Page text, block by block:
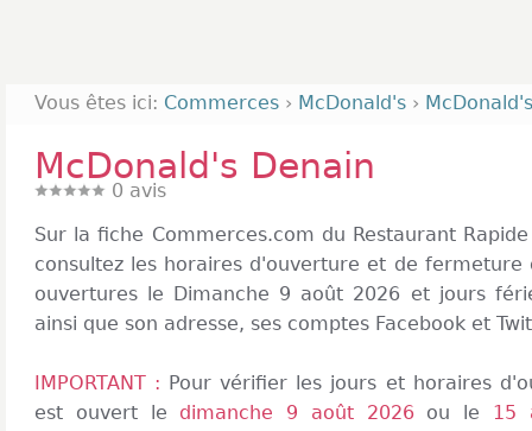
Vous êtes ici: Commerces › McDonald's ›
McDonald's Denain
0 avis
Sur la fiche Commerces.com du Restaurant
consultez les horaires d'ouverture et de fermeture
ouvertures le Dimanche 9 août 2026 et jours
ainsi que son adresse, ses comptes Facebook et
IMPORTANT : Pour vérifier les jours et horaires
est ouvert le dimanche 9 août 2026ou le 15